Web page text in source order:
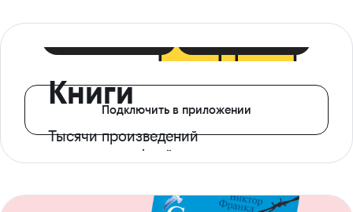
Книги
Тысячи произведений
с доступом офлайн
Подключить в приложении